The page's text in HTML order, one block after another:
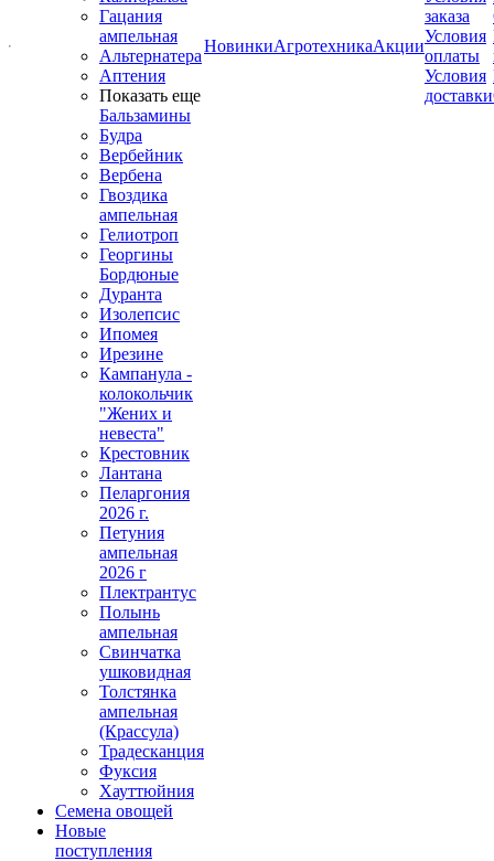
Гацания
ампельная
Альтернатера
Аптения
Показать еще
Бальзамины
Будра
Вербейник
Вербена
Гвоздика
ампельная
Гелиотроп
Георгины
Бордюные
Дуранта
Изолепсис
Ипомея
Ирезине
Кампанула -
колокольчик
"Жених и
невеста"
Крестовник
Лантана
Пеларгония
2026 г.
Петуния
ампельная
2026 г
Плектрантус
Полынь
ампельная
Свинчатка
ушковидная
Толстянка
ампельная
(Крассула)
Традесканция
Фуксия
Хауттюйния
Семена овощей
Новые
поступления
НовинкиАгротехникаАкции
заказа
Условия
оплаты
Условия
доставки